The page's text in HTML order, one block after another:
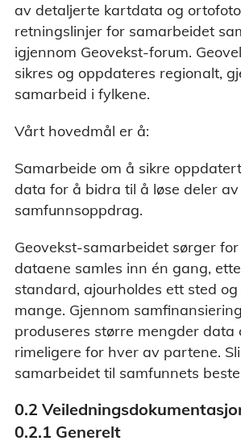
av detaljerte kartdata og
retningslinjer for samarbeidet
igjennom Geovekst-forum.
sikres og oppdateres regionalt,
samarbeid i fylkene.
Vårt hovedmål er å:
Samarbeide om å sikre
data for å bidra til å løse deler
samfunnsoppdrag.
Geovekst-samarbeidet sørger
dataene samles inn én gang,
standard, ajourholdes ett sted
mange. Gjennom
produseres større mengder data
rimeligere for hver av partene.
samarbeidet til samfunnets
0.2
0.2.1 Generelt